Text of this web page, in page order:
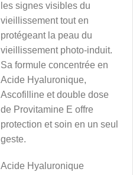
les signes visibles du
vieillissement tout en
protégeant la peau du
vieillissement photo-induit.
Sa formule concentrée en
Acide Hyaluronique,
Ascofilline et double dose
de Provitamine E offre
protection et soin en un seul
geste.
Acide Hyaluronique